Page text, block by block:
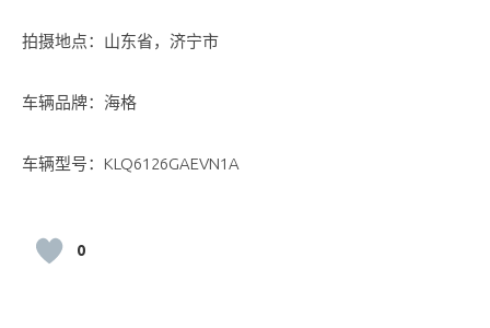
拍摄地点：山东省，济宁市
车辆品牌：海格
车辆型号：KLQ6126GAEVN1A
0